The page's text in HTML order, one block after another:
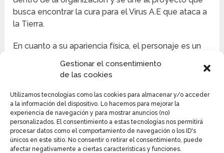
Gestionar el consentimiento
de las cookies
Utilizamos tecnologías como las cookies para almacenar y/o acceder
a la información del dispositivo. Lo hacemos para mejorar la
experiencia de navegación y para mostrar anuncios (no)
personalizados. El consentimiento a estas tecnologías nos permitirá
procesar datos como el comportamiento de navegación o los ID's
únicos en este sitio. No consentir o retirar el consentimiento, puede
afectar negativamente a ciertas características y funciones.
busca encontrar la cura para el Virus A.E que ataca a
la Tierra.
En cuanto a su apariencia física, el personaje es un
ojos verdes. Su cuerpo presenta quemaduras que
Tiene especies de amortiguadores implantados en
el torso, brazos y piernas. Su personalidad es la de
un hombre amable, tierno y cariñosos; capaz de
entregar su vida para la salvación de otros, lo cual
queda demostrado cuando se ofrece como